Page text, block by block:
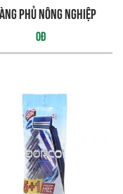
phủ nông nghiệp
0đ